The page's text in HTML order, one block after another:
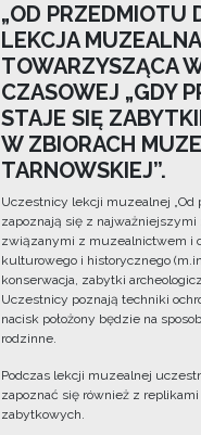
„OD PRZEDMIOTU
LEKCJA MUZEALNA
TOWARZYSZĄCA
CZASOWEJ „GDY
STAJE SIĘ
W ZBIORACH
TARNOWSKIEJ”.
Uczestnicy lekcji muzealnej „Od
zapoznają się z najważniejszymi
związanymi z muzealnictwem i
kulturowego i historycznego
konserwacja, zabytki
Uczestnicy poznają techniki
nacisk położony będzie na
rodzinne.
Podczas lekcji muzealnej
zapoznać się również z
zabytkowych.